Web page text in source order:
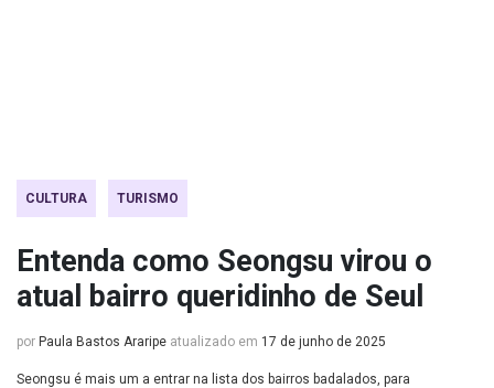
CULTURA TURISMO
Entenda como Seongsu virou o
atual bairro queridinho de Seul
por Paula Bastos Araripe atualizado em 17 de junho de 2025
Seongsu é mais um a entrar na lista dos bairros badalados, para